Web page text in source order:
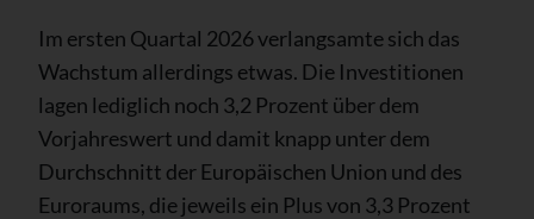
Im ersten Quartal 2026 verlangsamte sich das
Wachstum allerdings etwas. Die Investitionen
lagen lediglich noch 3,2 Prozent über dem
Vorjahreswert und damit knapp unter dem
Durchschnitt der Europäischen Union und des
Euroraums, die jeweils ein Plus von 3,3 Prozent